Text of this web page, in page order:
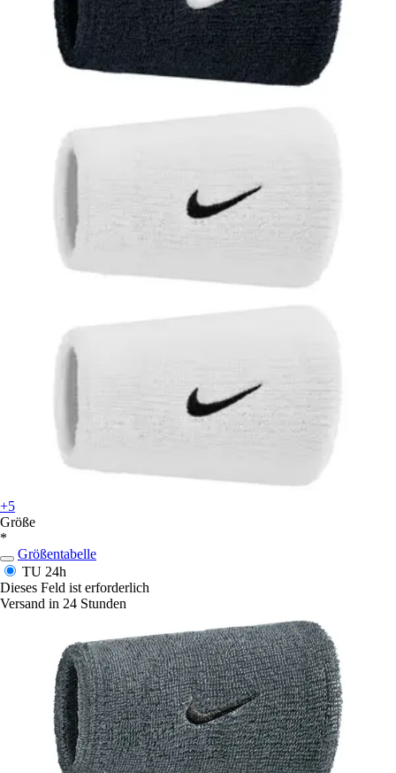
+5
Größe
*
Größentabelle
TU 24h
Dieses Feld ist erforderlich
Versand in 24 Stunden